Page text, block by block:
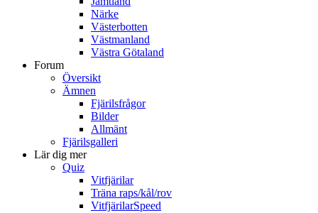
Närke
Västerbotten
Västmanland
Västra Götaland
Forum
Översikt
Ämnen
Fjärilsfrågor
Bilder
Allmänt
Fjärilsgalleri
Lär dig mer
Quiz
Vitfjärilar
Träna raps/kål/rov
VitfjärilarSpeed